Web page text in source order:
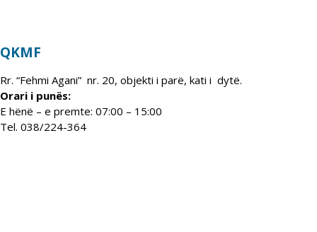
QKMF
Rr. “Fehmi Agani” nr. 20, objekti i parë, kati i dytë.
Orari i punës:
E hënë – e premte: 07:00 – 15:00
Tel. 038/224-364